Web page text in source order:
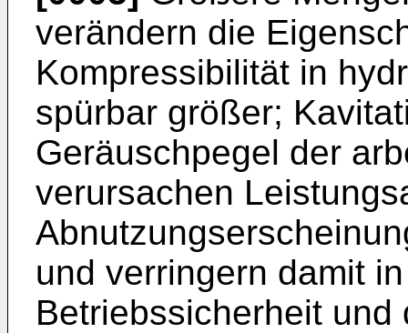
verändern die
Kompressibilität in
spürbar größer;
Geräuschpegel der
verursachen
und verringern damit
Betriebssicherheit